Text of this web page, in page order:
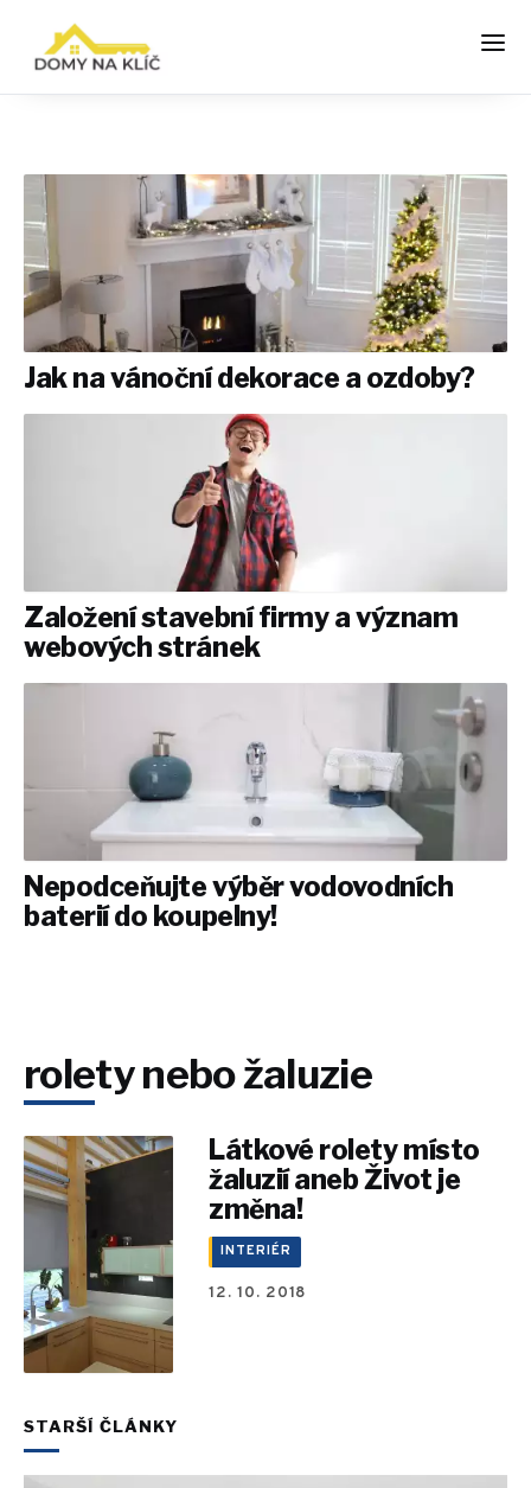
Jak na vánoční dekorace a ozdoby?
Založení stavební firmy a význam
webových stránek
Nepodceňujte výběr vodovodních
baterií do koupelny!
rolety nebo žaluzie
Látkové rolety místo
žaluzií aneb Život je
změna!
INTERIÉR
12. 10. 2018
STARŠÍ ČLÁNKY